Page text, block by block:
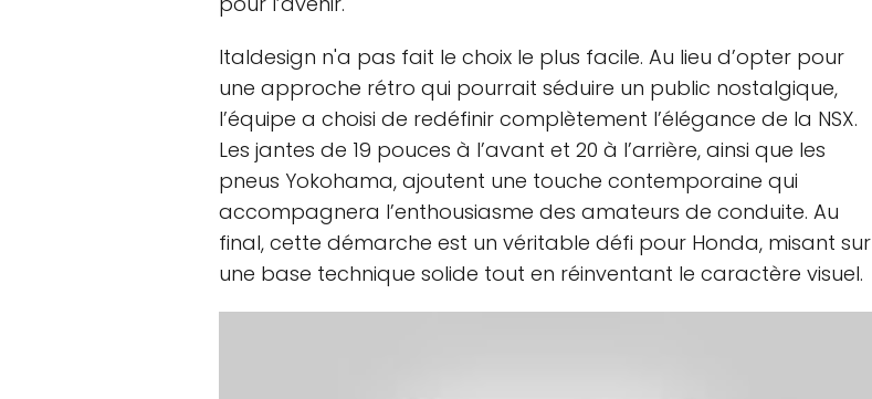
Italdesign n'a pas fait le choix le plus facile. Au lieu d’opter pour
une approche rétro qui pourrait séduire un public nostalgique,
l’équipe a choisi de redéfinir complètement l’élégance de la NSX.
Les jantes de 19 pouces à l’avant et 20 à l’arrière, ainsi que les
pneus Yokohama, ajoutent une touche contemporaine qui
accompagnera l’enthousiasme des amateurs de conduite. Au
final, cette démarche est un véritable défi pour Honda, misant sur
une base technique solide tout en réinventant le caractère visuel.